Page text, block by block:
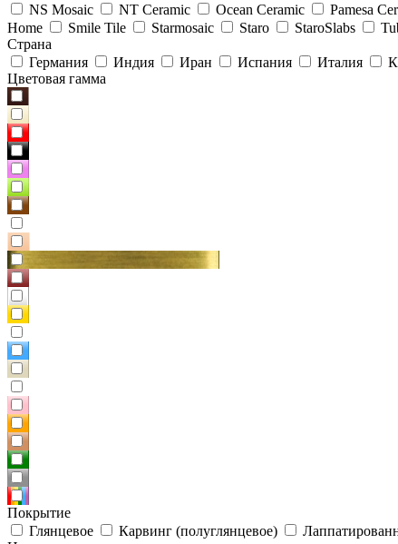
NS Mosaic
NT Ceramic Ocean Ceramic Pamesa
Home
Smile Tile Starmosaic Staro StaroSlabs
Страна
Германия
Индия Иран Испания Италия
Цветовая гамма
Покрытие
Глянцевое
Карвинг (полуглянцевое)